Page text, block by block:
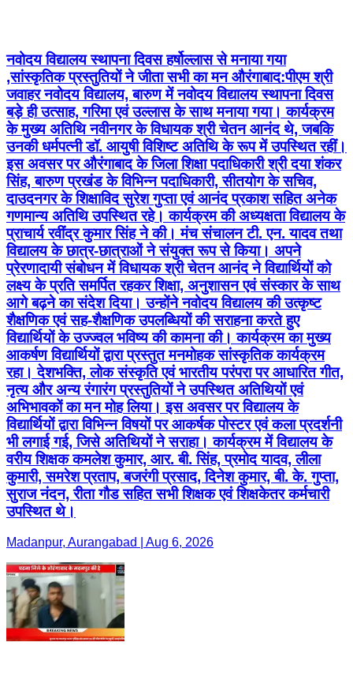
नवोदय विद्यालय स्थापना दिवस हर्षोल्लास से मनाया गया
,सांस्कृतिक प्रस्तुतियों ने जीता सभी का मन औरंगाबाद:पीएम श्री
जवाहर नवोदय विद्यालय, बारुण में नवोदय विद्यालय स्थापना दिवस
बड़े ही उत्साह, गरिमा एवं उल्लास के साथ मनाया गया। कार्यक्रम
के मुख्य अतिथि नवीनगर के विधायक श्री चेतन आनंद थे, जबकि
उनकी धर्मपत्नी डॉ. आयुषी विशिष्ट अतिथि के रूप में उपस्थित रहीं।
इस अवसर पर औरंगाबाद के जिला शिक्षा पदाधिकारी श्री दया शंकर
सिंह, बारुण प्रखंड के विभिन्न पदाधिकारी, सीतयोग के सचिव,
दाउदनगर के शिक्षाविद सुरेश गुप्ता एवं आनंद प्रकाश सहित अनेक
गणमान्य अतिथि उपस्थित रहे। कार्यक्रम की अध्यक्षता विद्यालय के
प्राचार्य रवींद्र कुमार सिंह ने की। मंच संचालन टी. एन. यादव तथा
विद्यालय के छात्र-छात्राओं ने संयुक्त रूप से किया। अपने
प्रेरणादायी संबोधन में विधायक श्री चेतन आनंद ने विद्यार्थियों को
लक्ष्य के प्रति समर्पित रहकर शिक्षा, अनुशासन एवं संस्कार के साथ
आगे बढ़ने का संदेश दिया। उन्होंने नवोदय विद्यालय की उत्कृष्ट
शैक्षणिक एवं सह-शैक्षणिक उपलब्धियों की सराहना करते हुए
विद्यार्थियों के उज्ज्वल भविष्य की कामना की। कार्यक्रम का मुख्य
आकर्षण विद्यार्थियों द्वारा प्रस्तुत मनमोहक सांस्कृतिक कार्यक्रम
रहा। देशभक्ति, लोक संस्कृति एवं भारतीय परंपरा पर आधारित गीत,
नृत्य और अन्य रंगारंग प्रस्तुतियों ने उपस्थित अतिथियों एवं
अभिभावकों का मन मोह लिया। इस अवसर पर विद्यालय के
विद्यार्थियों द्वारा विभिन्न विषयों पर आकर्षक पोस्टर एवं कला प्रदर्शनी
भी लगाई गई, जिसे अतिथियों ने सराहा। कार्यक्रम में विद्यालय के
वरीय शिक्षक कमलेश कुमार, आर. बी. सिंह, प्रमोद यादव, लीला
कुमारी, समरेश प्रताप, बजरंगी प्रसाद, दिनेश कुमार, बी. के. गुप्ता,
सुराज नंदन, रीता गौड सहित सभी शिक्षक एवं शिक्षकेतर कर्मचारी
उपस्थित थे।
Madanpur, Aurangabad | Aug 6, 2026